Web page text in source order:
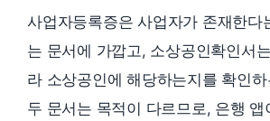
사업자등록증은 사업자가 존재한다
는 문서에 가깝고, 소상공인확인서
라 소상공인에 해당하는지를 확인
두 문서는 목적이 다르므로, 은행 앱